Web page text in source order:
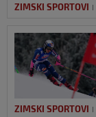
ZIMSKI SPORTOVI
ZIMSKI SPORTOVI